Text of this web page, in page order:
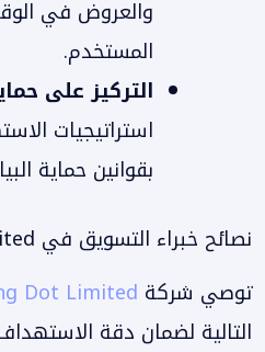
والعروض في
المستخدم.
التركيز على
استراتيجيات
بقوانين حماية
نصائح خبراء التسويق في Marketing Dot Limited
توصي شركة Dot Limited
التالية لضمان دقة